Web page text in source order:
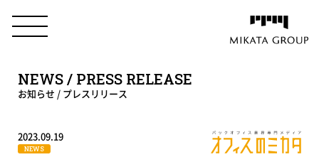
NEWS / PRESS RELEASE
お知らせ / プレスリリース
2023.09.19
NEWS